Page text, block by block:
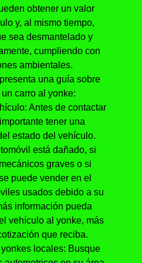
obtener un valor
y, al mismo tiempo,
sea desmantelado y
cumpliendo con
ambientales.
una guía sobre
carro al yonke:
Antes de contactar
tener una
estado del vehículo.
está dañado, si
graves o si
puede vender en el
usados debido a su
información pueda
vehículo al yonke, más
que reciba.
locales: Busque